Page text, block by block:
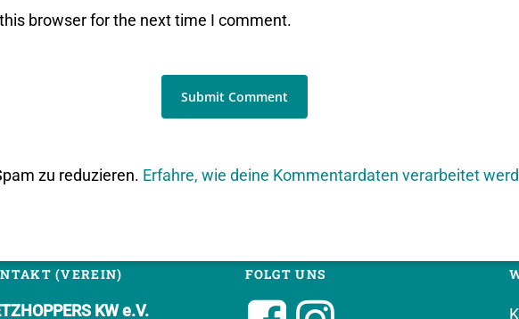
browser for the next time I comment.
zu reduzieren. Erfahre, wie deine Kommentardaten verarbeitet
(VEREIN)
KW e.V.
FOLGT UNS